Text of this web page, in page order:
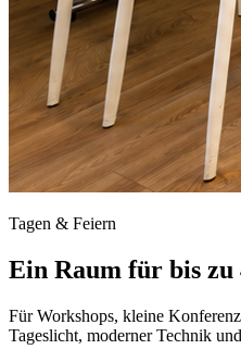
Tagen & Feiern
Ein Raum für bis zu
Für Workshops, kleine
Tageslicht, moderner Technik